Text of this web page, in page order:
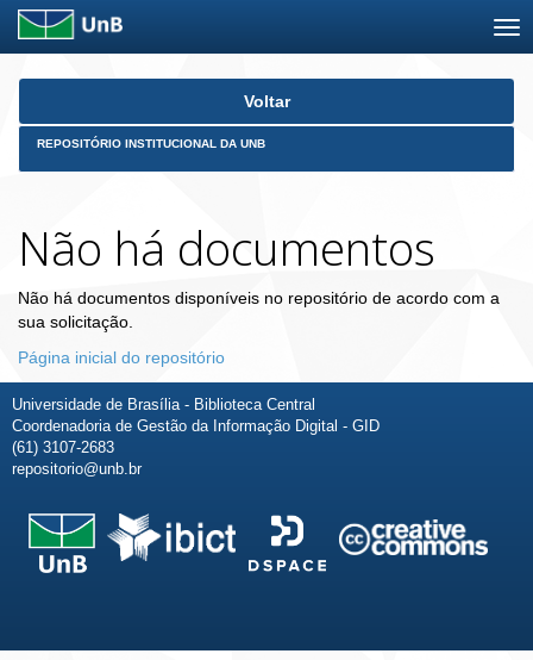
Skip
Voltar
REPOSITÓRIO INSTITUCIONAL DA UNB
Não há documentos
Não há documentos disponíveis no repositório de acordo com a
sua solicitação.
Página inicial do repositório
Universidade de Brasília - Biblioteca Central
Coordenadoria de Gestão da Informação Digital - GID
(61) 3107-2683
repositorio@unb.br